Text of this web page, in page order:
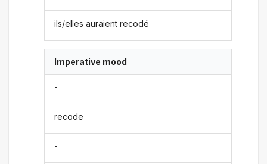
ils/elles auraient recodé
Imperative mood
-
recode
-